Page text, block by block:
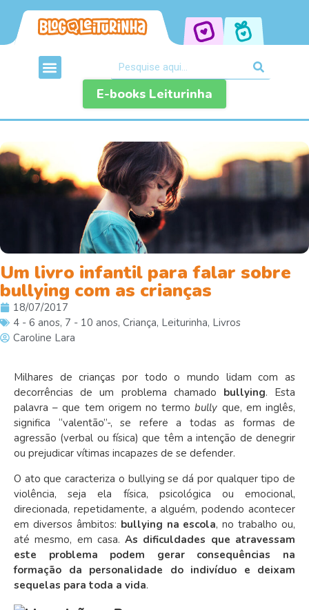
E-books Leiturinha
Um livro infantil para falar sobre
bullying com as crianças
18/07/2017
4 - 6 anos, 7 - 10 anos, Criança, Leiturinha, Livros
Caroline Lara
Milhares de crianças por todo o mundo lidam com as
decorrências de um problema chamado bullying. Esta
palavra – que tem origem no termobully que, em inglês,
significa “valentão”-, se refere a todas as formas de
agressão (verbal ou física) que têm a intenção de denegrir
ou prejudicar vítimas incapazes de se defender.
O ato que caracteriza o bullying se dá por qualquer tipo de
violência, seja ela física, psicológica ou emocional,
direcionada, repetidamente, a alguém, podendo acontecer
em diversos âmbitos: bullying na escola, no trabalho ou,
até mesmo, em casa. As dificuldades que atravessam
este problema podem gerar consequências na
formação da personalidade do indivíduo e deixam
sequelas para toda a vida.